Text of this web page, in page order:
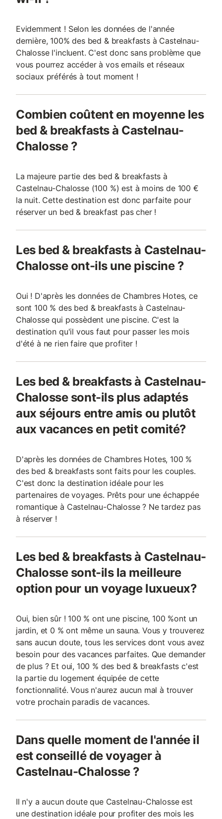
Evidemment ! Selon les données de l'année
dernière, 100% des bed & breakfasts à Castelnau-
Chalosse l'incluent. C'est donc sans problème que
vous pourrez accéder à vos emails et réseaux
sociaux préférés à tout moment !
Combien coûtent en moyenne les
bed & breakfasts à Castelnau-
Chalosse ?
La majeure partie des bed & breakfasts à
Castelnau-Chalosse (100 %) est à moins de 100 €
la nuit. Cette destination est donc parfaite pour
réserver un bed & breakfast pas cher !
Les bed & breakfasts à Castelnau-
Chalosse ont-ils une piscine ?
Oui ! D'après les données de Chambres Hotes, ce
sont 100 % des bed & breakfasts à Castelnau-
Chalosse qui possèdent une piscine. C'est la
destination qu'il vous faut pour passer les mois
d'été à ne rien faire que profiter !
Les bed & breakfasts à Castelnau-
Chalosse sont-ils plus adaptés
aux séjours entre amis ou plutôt
aux vacances en petit comité?
D'après les données de Chambres Hotes, 100 %
des bed & breakfasts sont faits pour les couples.
C'est donc la destination idéale pour les
partenaires de voyages. Prêts pour une échappée
romantique à Castelnau-Chalosse ? Ne tardez pas
à réserver !
Les bed & breakfasts à Castelnau-
Chalosse sont-ils la meilleure
option pour un voyage luxueux?
Oui, bien sûr ! 100 % ont une piscine, 100 %ont un
jardin, et 0 % ont même un sauna. Vous y trouverez
sans aucun doute, tous les services dont vous avez
besoin pour des vacances parfaites. Que demander
de plus ? Et oui, 100 % des bed & breakfasts c'est
la partie du logement équipée de cette
fonctionnalité. Vous n'aurez aucun mal à trouver
votre prochain paradis de vacances.
Dans quelle moment de l'année il
est conseillé de voyager à
Castelnau-Chalosse ?
Il n'y a aucun doute que Castelnau-Chalosse est
une destination idéale pour profiter des mois les